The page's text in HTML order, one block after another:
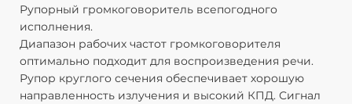
Рупорный громкоговоритель всепогодного
исполнения.
Диапазон рабочих частот громкоговорителя
оптимально подходит для воспроизведения речи.
Рупор круглого сечения обеспечивает хорошую
направленность излучения и высокий КПД. Сигнал